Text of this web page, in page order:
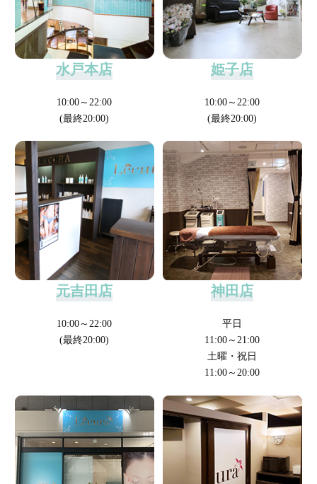
水戸本店
10:00～22:00
(最終20:00)
姫子店
10:00～22:00
(最終20:00)
元吉田店
10:00～22:00
(最終20:00)
神田店
平日
11:00～21:00
土曜・祝日
11:00～20:00